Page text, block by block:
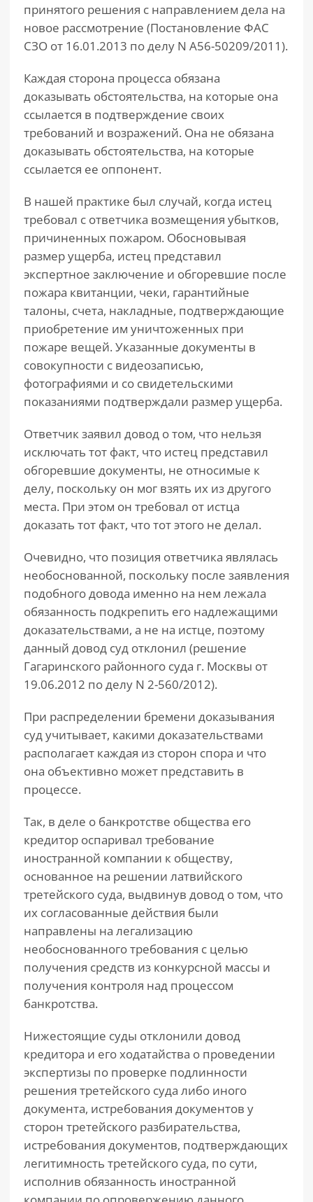
принятого решения с направлением дела на
новое рассмотрение (Постановление ФАС
СЗО от 16.01.2013 по делу N А56-50209/2011).
Каждая сторона процесса обязана
доказывать обстоятельства, на которые она
ссылается в подтверждение своих
требований и возражений. Она не обязана
доказывать обстоятельства, на которые
ссылается ее оппонент.
В нашей практике был случай, когда истец
требовал с ответчика возмещения убытков,
причиненных пожаром. Обосновывая
размер ущерба, истец представил
экспертное заключение и обгоревшие после
пожара квитанции, чеки, гарантийные
талоны, счета, накладные, подтверждающие
приобретение им уничтоженных при
пожаре вещей. Указанные документы в
совокупности с видеозаписью,
фотографиями и со свидетельскими
показаниями подтверждали размер ущерба.
Ответчик заявил довод о том, что нельзя
исключать тот факт, что истец представил
обгоревшие документы, не относимые к
делу, поскольку он мог взять их из другого
места. При этом он требовал от истца
доказать тот факт, что тот этого не делал.
Очевидно, что позиция ответчика являлась
необоснованной, поскольку после заявления
подобного довода именно на нем лежала
обязанность подкрепить его надлежащими
доказательствами, а не на истце, поэтому
данный довод суд отклонил (решение
Гагаринского районного суда г. Москвы от
19.06.2012 по делу N 2-560/2012).
При распределении бремени доказывания
суд учитывает, какими доказательствами
располагает каждая из сторон спора и что
она объективно может представить в
процессе.
Так, в деле о банкротстве общества его
кредитор оспаривал требование
иностранной компании к обществу,
основанное на решении латвийского
третейского суда, выдвинув довод о том, что
их согласованные действия были
направлены на легализацию
необоснованного требования с целью
получения средств из конкурсной массы и
получения контроля над процессом
банкротства.
Нижестоящие суды отклонили довод
кредитора и его ходатайства о проведении
экспертизы по проверке подлинности
решения третейского суда либо иного
документа, истребования документов у
сторон третейского разбирательства,
истребования документов, подтверждающих
легитимность третейского суда, по сути,
исполнив обязанность иностранной